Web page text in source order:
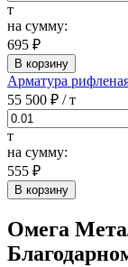
т
на сумму:
695 ₽
В корзину
Арматура
55 500 ₽ / т
т
на сумму:
555 ₽
В корзину
Омега